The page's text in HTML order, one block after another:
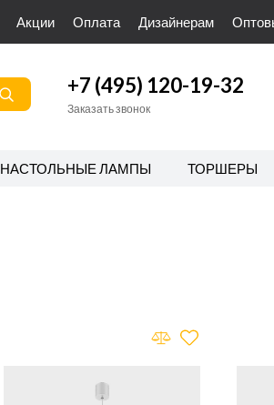
Акции Оплата Дизайнерам
+7 (495) 120-19-32
Заказать звонок
НАСТОЛЬНЫЕ ЛАМПЫ ТОРШЕРЫ